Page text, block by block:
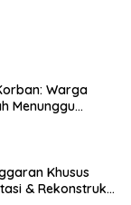
Warga
Menunggu
Khusus
& Rekonstruksi